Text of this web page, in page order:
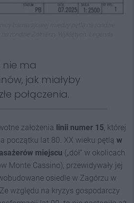
ma
jak miałyby
połączenia.
założenia linii numer 1 5, której
początku lat 80. XX wieku pętlą w
miejscu („dół” w okolicach
Monte Cassino), przewidywały jej
osiedle w Zagórzu w
względu na kryzys gospodarczy